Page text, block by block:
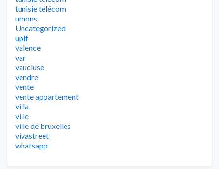
tunisie télécom
umons
Uncategorized
uplf
valence
var
vaucluse
vendre
vente
vente appartement
villa
ville
ville de bruxelles
vivastreet
whatsapp